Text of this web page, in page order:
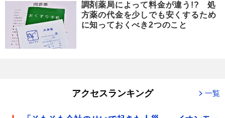
調剤薬局によって料金が違う!? 処
方薬の代金を少しでも安くするため
に知っておくべき2つのこと
アクセスランキング 一覧